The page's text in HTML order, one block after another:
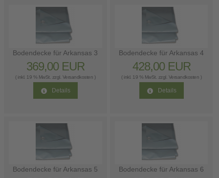
Bodendecke für Arkansas 3
369,00 EUR
( inkl. 19 % MwSt. zzgl. Versandkosten )
Details
Bodendecke für Arkansas 4
428,00 EUR
( inkl. 19 % MwSt. zzgl. Versandkosten )
Details
Bodendecke für Arkansas 5 Bodendecke für Arkansas 6